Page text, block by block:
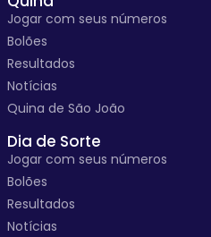
Jogar com seus números
Bolões
Resultados
Notícias
Quina de São João
Dia de Sorte
Jogar com seus números
Bolões
Resultados
Notícias